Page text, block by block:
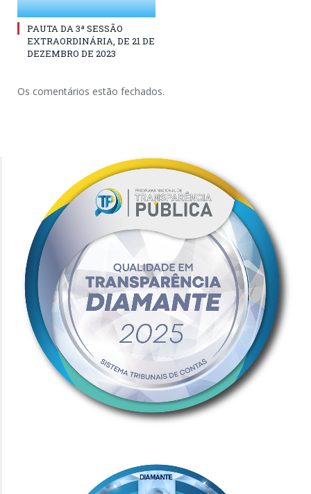
PAUTA DA 3ª SESSÃO
EXTRAORDINÁRIA, DE 21 DE
DEZEMBRO DE 2023
Os comentários estão fechados.